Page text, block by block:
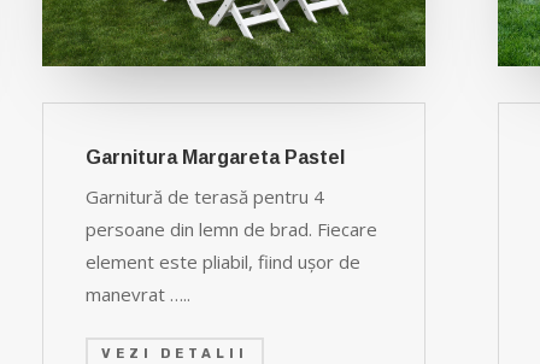
Garnitura Margareta Pastel
Garnitură de terasă pentru 4
persoane din lemn de brad. Fiecare
element este pliabil, fiind uşor de
manevrat …..
VEZI DETALII